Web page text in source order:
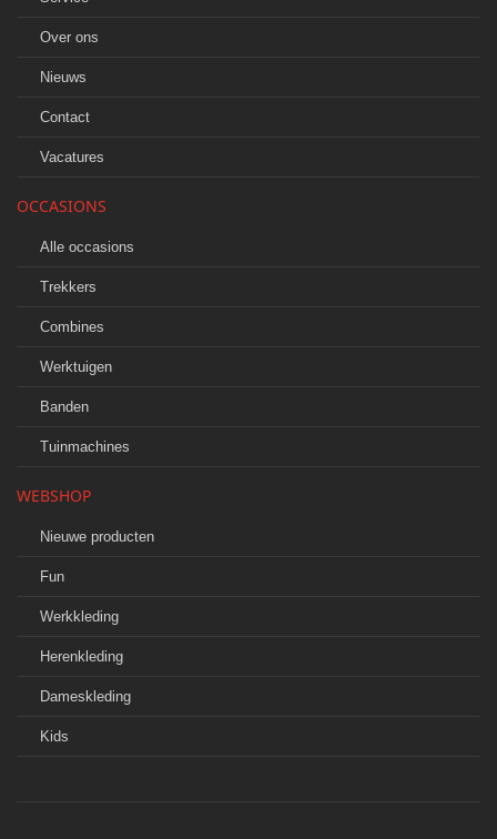
Over ons
Nieuws
Contact
Vacatures
OCCASIONS
Alle occasions
Trekkers
Combines
Werktuigen
Banden
Tuinmachines
WEBSHOP
Nieuwe producten
Fun
Werkkleding
Herenkleding
Dameskleding
Kids